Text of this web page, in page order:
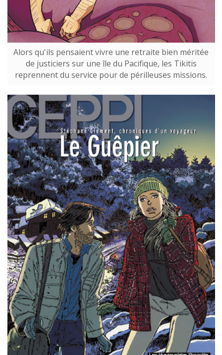
Alors qu'ils pensaient vivre une retraite bien méritée
de justiciers sur une île du Pacifique, les Tikitis
reprennent du service pour de périlleuses missions.